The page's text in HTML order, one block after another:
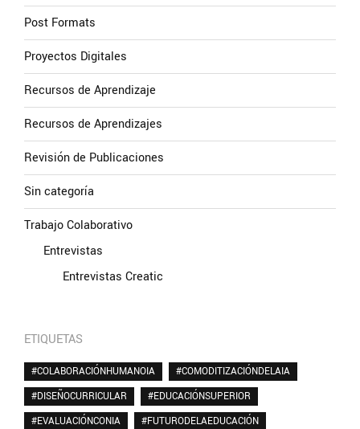
Post Formats
Proyectos Digitales
Recursos de Aprendizaje
Recursos de Aprendizajes
Revisión de Publicaciones
Sin categoría
Trabajo Colaborativo
Entrevistas
Entrevistas Creatic
ETIQUETAS
#COLABORACIÓNHUMANOIA
#COMODITIZACIÓNDELAIA
#DISEÑOCURRICULAR
#EDUCACIÓNSUPERIOR
#EVALUACIÓNCONIA
#FUTURODELAEDUCACIÓN